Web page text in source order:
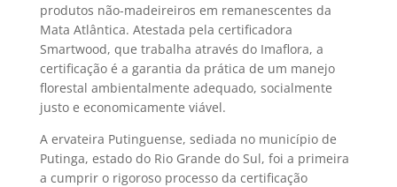
produtos não-madeireiros em remanescentes da
Mata Atlântica. Atestada pela certificadora
Smartwood, que trabalha através do Imaflora, a
certificação é a garantia da prática de um manejo
florestal ambientalmente adequado, socialmente
justo e economicamente viável.
A ervateira Putinguense, sediada no município de
Putinga, estado do Rio Grande do Sul, foi a primeira
a cumprir o rigoroso processo da certificação